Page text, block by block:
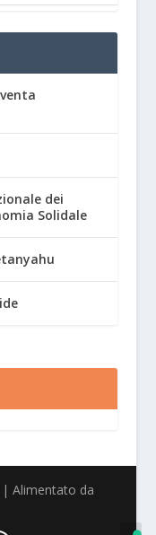
dei
Solidale
Alimentato da